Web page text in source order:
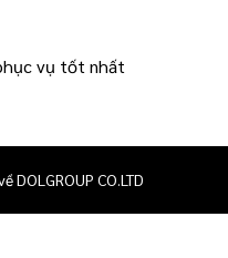
vụ tốt nhất
CO.LTD